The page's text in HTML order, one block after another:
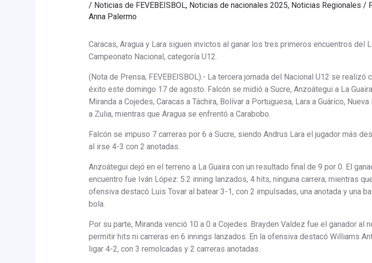
/ Noticias de FEVEBEISBOL, Noticias de nacionales 2025, Noticias Regionales /
Anna Palermo
Caracas, Aragua y Lara siguen invictos al ganar los tres primeros encuentros del
Campeonato Nacional, categoría U12.
(Nota de Prensa; FEVEBEISBOL).- La tercera jornada del Nacional U12 se realizó
éxito este domingo 17 de agosto. Falcón se midió a Sucre, Anzoátegui a La
Miranda a Cojedes, Caracas a Táchira, Bolívar a Portuguesa, Lara a Guárico, Nueva
a Zulia, mientras que Aragua se enfrentó a Carabobo.
Falcón se impuso 7 carreras por 6 a Sucre, siendo Andrus Lara el jugador más
al irse 4-3 con 2 anotadas.
Anzoátegui dejó en el terreno a La Guaira con un resultado final de 9 por 0. El
encuentro fue Iván López: 5.2 inning lanzados, 4 hits, ninguna carrera; mientras
ofensiva destacó Luis Tovar al batear 3-1, con 2 impulsadas, una anotada y una
bola.
Por su parte, Miranda venció 10 a 0 a Cojedes. Brayden Valdez fue el ganador al
permitir hits ni carreras en 6 innings lanzados. En la ofensiva destacó Williams
ligar 4-2, con 3 remolcadas y 2 carreras anotadas.